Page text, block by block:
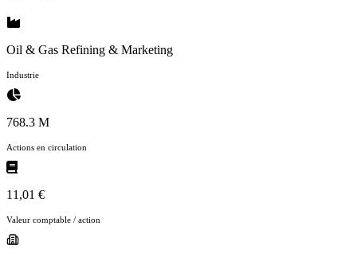
Oil & Gas Refining & Marketing
Industrie
768.3 M
Actions en circulation
11,01 €
Valeur comptable / action